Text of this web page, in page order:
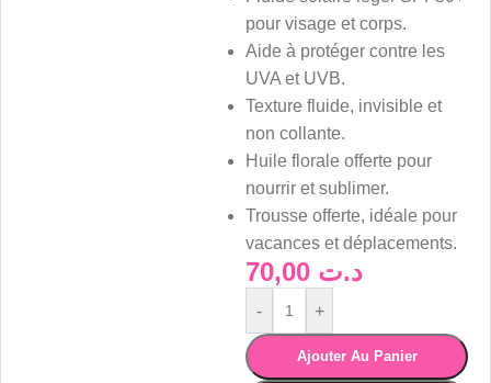
pour visage et corps.
Aide à protéger contre les
UVA et UVB.
Texture fluide, invisible et
non collante.
Huile florale offerte pour
nourrir et sublimer.
Trousse offerte, idéale pour
vacances et déplacements.
د.ت
- +
Ajouter Au Panier